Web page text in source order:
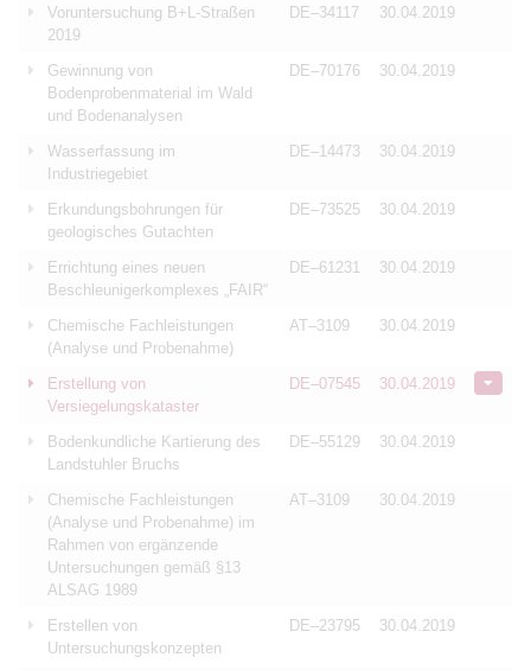
Voruntersuchung B+L-Straßen
2019
DE–34117 30.04.2019
Gewinnung von
Bodenprobenmaterial im Wald
und Bodenanalysen
DE–70176 30.04.2019
Wasserfassung im
Industriegebiet
DE–14473 30.04.2019
Erkundungsbohrungen für
geologisches Gutachten
DE–73525 30.04.2019
Errichtung eines neuen
Beschleunigerkomplexes „FAIR“
DE–61231 30.04.2019
Chemische Fachleistungen
(Analyse und Probenahme)
AT–3109 30.04.2019
Erstellung von
Versiegelungskataster
DE–07545 30.04.2019
Bodenkundliche Kartierung des
Landstuhler Bruchs
DE–55129 30.04.2019
Chemische Fachleistungen
(Analyse und Probenahme) im
Rahmen von ergänzende
Untersuchungen gemäß §13
ALSAG 1989
AT–3109 30.04.2019
Erstellen von
Untersuchungskonzepten
DE–23795 30.04.2019